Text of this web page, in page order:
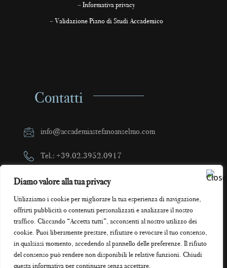
Diamo valore alla tua privacy
Utilizziamo i cookie per migliorare la tua esperienza di navigazione,
offrirti pubblicità o contenuti personalizzati e analizzare il nostro
traffico. Cliccando “Accetta tutti”, acconsenti al nostro utilizzo dei
cookie. Puoi liberamente prestare, rifiutare o revocare il tuo consenso,
in qualsiasi momento, accedendo al pannello delle preferenze. Il rifiuto
del consenso può rendere non disponibili le relative funzioni. Chiudi
questa informativa per continuare senza accettare.
–Informativa privacy
–Validazione Piano di Studi Accademico
Contatti
info@accademiastefanoanselmo.com
Tel.: +39.02.3952.0917
Cell.: +39.320.9113331
Via Filargo 36, Milano